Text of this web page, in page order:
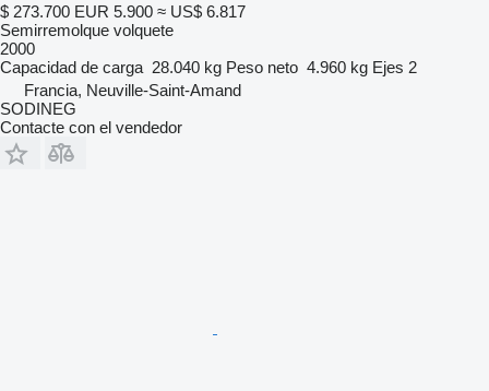
$ 273.700 EUR 5.900 ≈ US$ 6.817
Semirremolque volquete
2000
Capacidad de carga 28.040 kg Peso neto 4.960 kg Ejes 2
Francia, Neuville-Saint-Amand
SODINEG
Contacte con el vendedor